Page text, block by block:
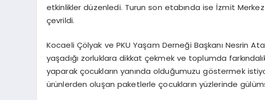
etkinlikler düzenledi. Turun son etabında ise İzmit
çevrildi.
Kocaeli Çölyak ve PKU Yaşam Derneği Başkanı Nesrin
yaşadığı zorluklara dikkat çekmek ve toplumda
yaparak çocukların yanında olduğumuzu göstermek
ürünlerden oluşan paketlerle çocukların yüzlerinde